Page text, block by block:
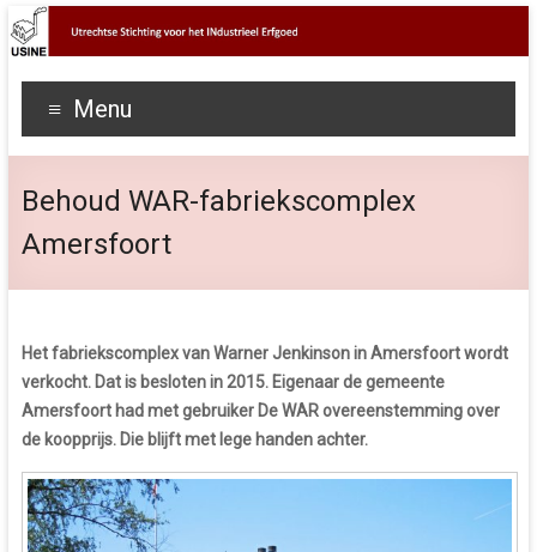
Menu
Behoud WAR-fabriekscomplex
Amersfoort
Het fabriekscomplex van Warner Jenkinson in Amersfoort wordt
verkocht. Dat is besloten in 2015. Eigenaar de gemeente
Amersfoort had met gebruiker De WAR overeenstemming over
de koopprijs. Die blijft met lege handen achter.